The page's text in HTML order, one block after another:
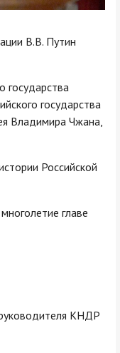
В.В. Путин
государства
государства
Владимира Чжана,
Российской
главе
КНДР